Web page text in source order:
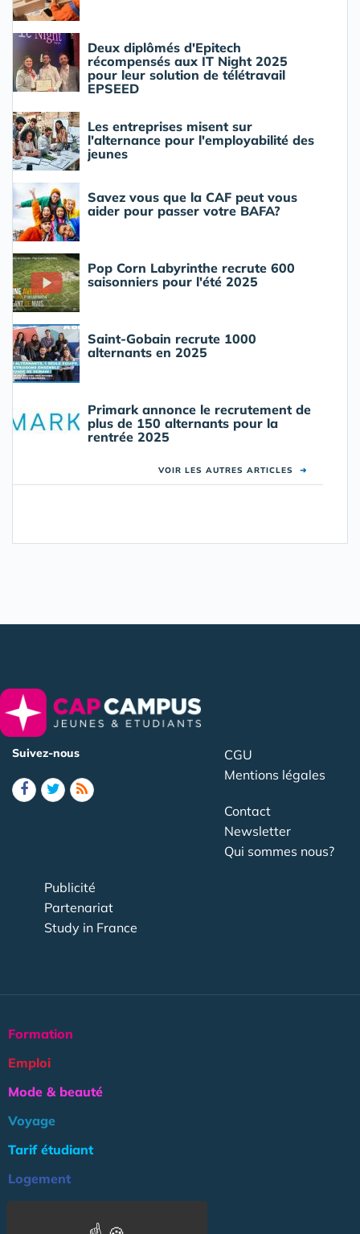
Deux diplômés d'Epitech
récompensés aux IT Night 2025
pour leur solution de télétravail
EPSEED
Les entreprises misent sur
l'alternance pour l'employabilité des
jeunes
Savez vous que la CAF peut vous
aider pour passer votre BAFA?
Pop Corn Labyrinthe recrute 600
saisonniers pour l'été 2025
Saint-Gobain recrute 1000
alternants en 2025
Primark annonce le recrutement de
plus de 150 alternants pour la
rentrée 2025
VOIR LES AUTRES ARTICLES ➜
Suivez-nous
CGU
Mentions légales
Contact
Newsletter
Qui sommes nous?
Publicité
Partenariat
Study in France
Formation
Emploi
Mode & beauté
Voyage
Tarif étudiant
Logement